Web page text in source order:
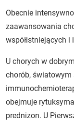
Obecnie
zaawansowania
współistniejących i
U chorych w
chorób,
obejmuje
prednizon. U